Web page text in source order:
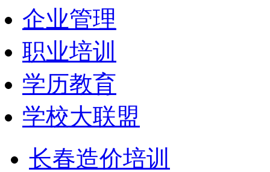
企业管理
职业培训
学历教育
学校大联盟
长春造价培训